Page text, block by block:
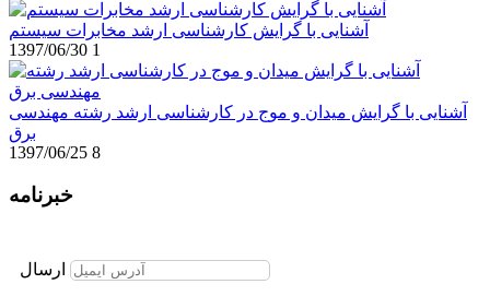
آشنایی با گرایش کارشناسی ارشد مخابرات سیستم
1397/06/30 1
آشنایی با گرایش میدان و موج در کارشناسی ارشد رشته مهندسی
برق
1397/06/25 8
خبرنامه
ارسال